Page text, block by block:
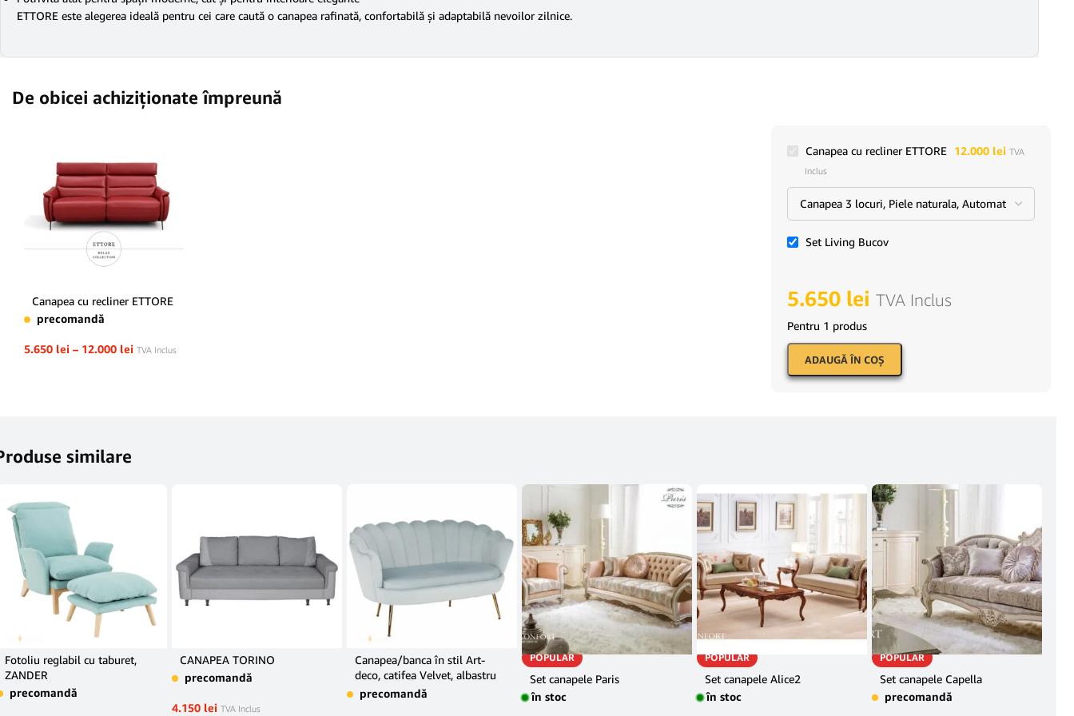
ETTORE este alegerea ideală pentru cei care caută o canapea rafinată, confortabilă și adaptabilă nevoilor zilnice.
De obicei achiziționate împreună
Canapea cu recliner ETTORE
precomandă
5.650 lei – 12.000 lei TVA Inclus
Canapea cu recliner ETTORE 12.000 lei TVA
Inclus
Set Living Bucov
5.650 lei TVA Inclus
Pentru 1 produs
ADAUGĂ ÎN COŞ
similare
Fotoliu reglabil cu taburet,
ZANDER
precomandă
CANAPEA TORINO
precomandă
4.150 lei TVA Inclus
Canapea/banca în stil Art-
deco, catifea Velvet, albastru
deschis, NOBLIN
precomandă
POPULAR
Set canapele Paris
în stoc
POPULAR
Set canapele Alice2
în stoc
POPULAR
Set canapele Capella
precomandă